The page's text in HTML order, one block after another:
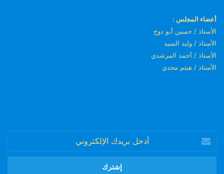
أعضاء المجلس :
الأستاذ / حسين أبو دوح
الأستاذ / وليد السيد
الأستاذ / أحمد المرشدي
الأستاذ / هيثم مجدي
بريدك
الإلكتروني